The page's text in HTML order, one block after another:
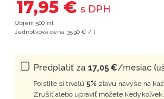
17,95 € s DPH
Objem 500 ml
Jednotková cena 35,90 € / l
Predplatiť za 17,05 €/mesiac
Poistite si trvalú 5% zľavu navyše na
Zrušiť alebo upraviť môžete kedykoľvek.